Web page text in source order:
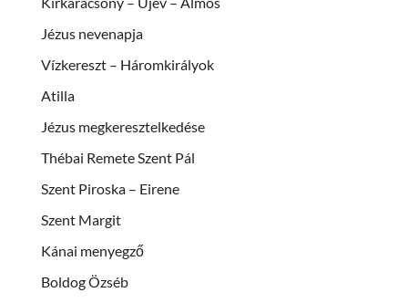
Jézus nevenapja
Vízkereszt – Háromkirályok
Atilla
Jézus megkeresztelkedése
Thébai Remete Szent Pál
Szent Piroska – Eirene
Szent Margit
Kánai menyegző
Boldog Özséb